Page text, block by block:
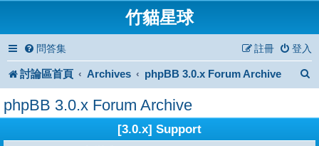
竹貓星球
問答集 登入
註冊
討論區首頁 Archives phpBB 3.0.x Forum Archive
phpBB 3.0.x Forum Archive
[3.0.x] Support